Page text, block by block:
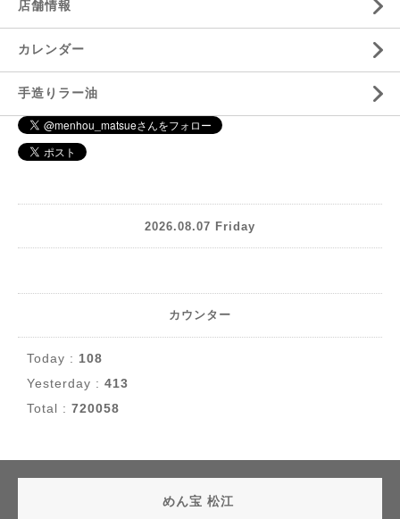
店舗情報
カレンダー
手造りラー油
2026.08.07 Friday
カウンター
Today : 108
Yesterday : 413
Total : 720058
めん宝 松江